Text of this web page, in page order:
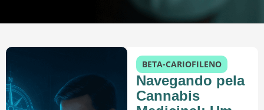
BETA-CARIOFILENO
Navegando pela
Cannabis